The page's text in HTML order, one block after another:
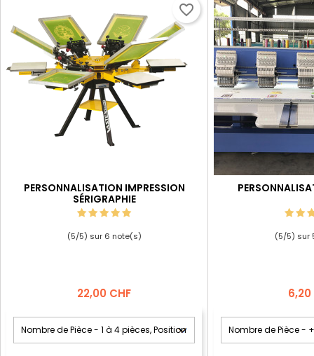
PERSONNALISATION IMPRESSION
SÉRIGRAPHIE
(5/5) sur 6 note(s)
Prix
22,00 CHF
favorite_border
(5/5) sur
Prix
6,20